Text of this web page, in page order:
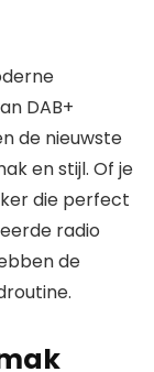
DAB+
de nieuwste
en stijl. Of je
die perfect
radio
de